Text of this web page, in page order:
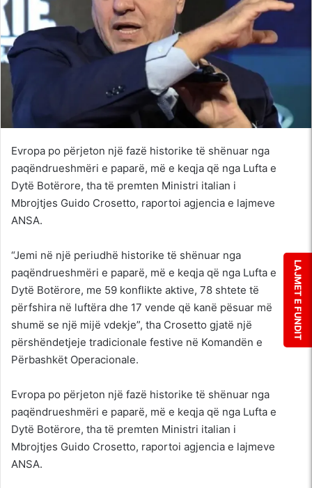
Evropa po përjeton një fazë historike të shënuar nga
paqëndrueshmëri e paparë, më e keqja që nga Lufta e
Dytë Botërore, tha të premten Ministri italian i
Mbrojtjes Guido Crosetto, raportoi agjencia e lajmeve
ANSA.
“Jemi në një periudhë historike të shënuar nga
paqëndrueshmëri e paparë, më e keqja që nga Lufta e
Dytë Botërore, me 59 konflikte aktive, 78 shtete të
përfshira në luftëra dhe 17 vende që kanë pësuar më
shumë se një mijë vdekje”, tha Crosetto gjatë një
përshëndetjeje tradicionale festive në Komandën e
Përbashkët Operacionale.
Evropa po përjeton një fazë historike të shënuar nga
paqëndrueshmëri e paparë, më e keqja që nga Lufta e
Dytë Botërore, tha të premten Ministri italian i
Mbrojtjes Guido Crosetto, raportoi agjencia e lajmeve
ANSA.
LAJMET E FUNDIT